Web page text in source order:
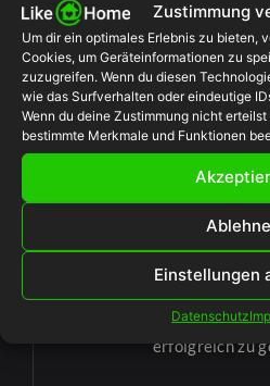
Zustimmung
Um dir ein optimales Erlebnis zu bieten,
Cookies, um Geräteinformationen zu
zuzugreifen. Wenn du diesen
wie das Surfverhalten oder eindeutige
Wenn du deine Zustimmung nicht
bestimmte Merkmale und Funktionen
Einstellungen
Datenschutz
Termin
Wir stehen Ihnen mit
zur Seite, um den
erfolgreich zu